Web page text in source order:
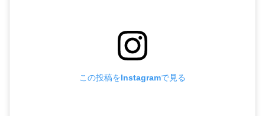
この投稿をInstagramで見る